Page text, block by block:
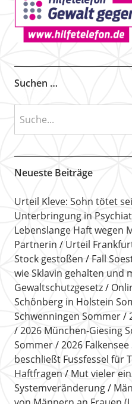
Suchen …
Neueste Beiträge
Urteil Kleve: Sohn tötet
Unterbringung in
Lebenslange Haft wegen
Partnerin
Urteil
Stock gestoßen
Fall
wie Sklavin gehalten und
Gewaltschutzgesetz
Schönberg in Holstein
Schwenningen Sommer
2026 München-Giesing
Sommer
2026
beschließt Fussfessel für
Haftfragen
Mut vieler
Systemveränderung